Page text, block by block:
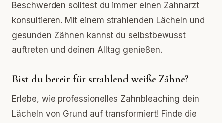
Beschwerden solltest du immer einen Zahnarzt
konsultieren. Mit einem strahlenden Lächeln und
gesunden Zähnen kannst du selbstbewusst
auftreten und deinen Alltag genießen.
Bist du bereit für strahlend weiße Zähne?
Erlebe, wie professionelles Zahnbleaching dein
Lächeln von Grund auf transformiert! Finde die